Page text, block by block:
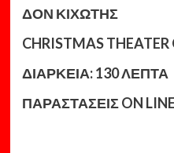
ΔΟΝ ΚΙΧΩΤΗΣ
CHRISTMAS THEATER
ΔΙΑΡΚΕΙΑ: 130 ΛΕΠΤΑ
ΠΑΡΑΣΤΑΣΕΙΣON LINE